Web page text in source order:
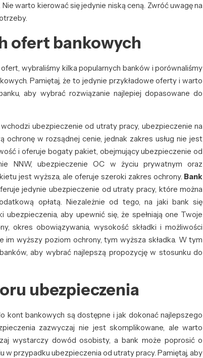
warto kierować się jedynie niską ceną. Zwróć uwagę na
ofert bankowych
wybraliśmy kilka popularnych banków i porównaliśmy
Pamiętaj, że to jedynie przykładowe oferty i warto
aby wybrać rozwiązanie najlepiej dopasowane do
ubezpieczenie od utraty pracy, ubezpieczenie na
w rozsądnej cenie, jednak zakres usług nie jest
i oferuje bogaty pakiet, obejmujący ubezpieczenie od
NNW, ubezpieczenie OC w życiu prywatnym oraz
jest wyższa, ale oferuje szeroki zakres ochrony. Bank
jedynie ubezpieczenie od utraty pracy, które można
opłatą. Niezależnie od tego, na jaki bank się
aby upewnić się, że spełniają one Twoje
okres obowiązywania, wysokość składki i możliwości
wyższy poziom ochrony, tym wyższa składka. W tym
aby wybrać najlepszą propozycję w stosunku do
ubezpieczenia
kont bankowych są dostępne i jak dokonać najlepszego
zazwyczaj nie jest skomplikowane, ale warto
wystarczy dowód osobisty, a bank może poprosić o
przypadku ubezpieczenia od utraty pracy. Pamiętaj, aby